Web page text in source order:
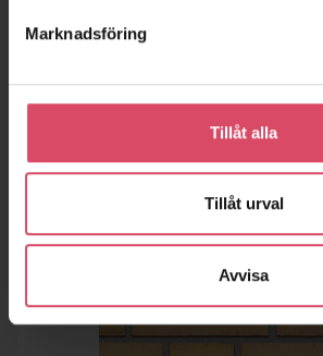
Marknadsföring
Tillåt alla
Tillåt urval
Avvisa